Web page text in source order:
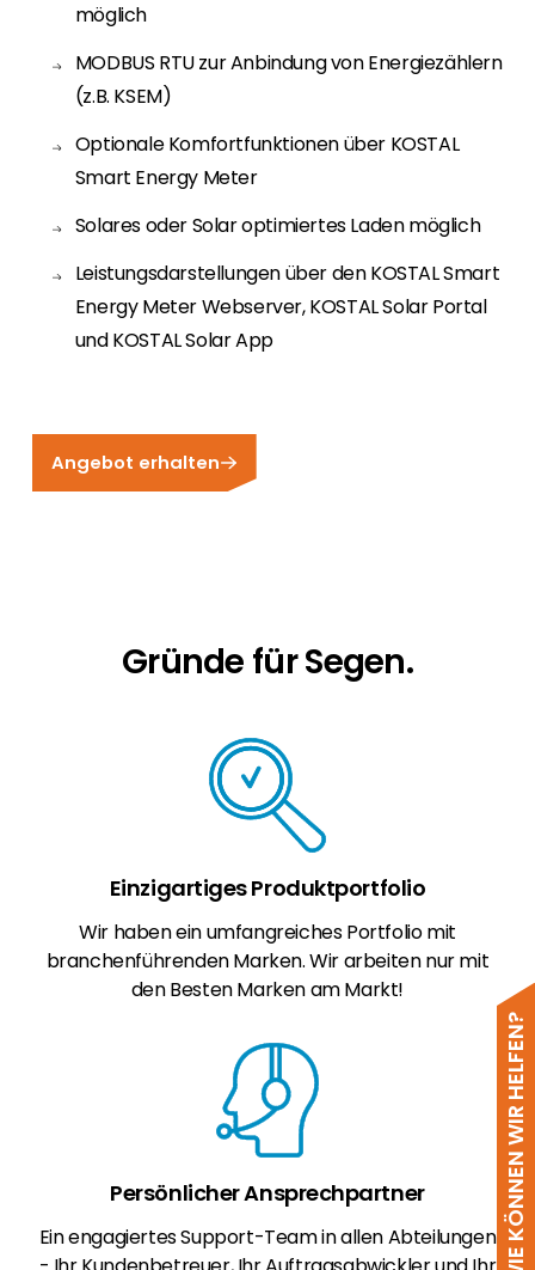
WIE KÖNNEN WIR HELFEN?
möglich
MODBUS RTU zur Anbindung von Energiezählern
(z.B. KSEM)
Optionale Komfortfunktionen über KOSTAL
Smart Energy Meter
Solares oder Solar optimiertes Laden möglich
Leistungsdarstellungen über den KOSTAL Smart
Energy Meter Webserver, KOSTAL Solar Portal
und KOSTAL Solar App
Angebot erhalten
Gründe für Segen.
Einzigartiges Produktportfolio
Wir haben ein umfangreiches Portfolio mit
branchenführenden Marken. Wir arbeiten nur mit
den Besten Marken am Markt!
Persönlicher Ansprechpartner
Ein engagiertes Support-Team in allen Abteilungen